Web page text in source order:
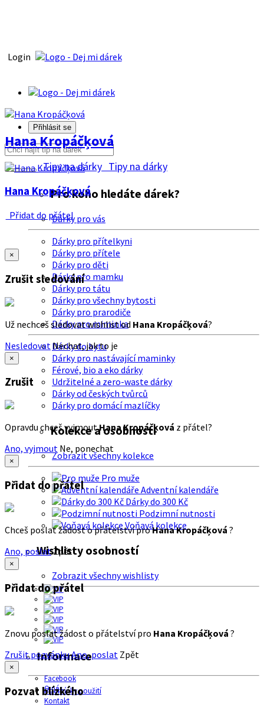
Login
Přihlásit se
Tipy na dárky Tipy na dárky
Pro koho hledáte dárek?
Dárky pro vás
Dárky pro přítelkyni
Dárky pro přítele
Dárky pro děti
Dárky pro mamku
Dárky pro tátu
Dárky pro všechny bytosti
Dárky pro prarodiče
Dárky pro miminka
Dárky do bytu
Dárky pro nastávající maminky
Férové, bio a eko dárky
Udržitelné a zero-waste dárky
Dárky od českých tvůrců
Dárky pro domácí mazlíčky
Kolekce a osobnosti
Zobrazit všechny kolekce
Pro muže
Adventní kalendáře
Dárky do 300 Kč
Podzimní nutnosti
Voňavá kolekce
Wishlisty osobností
Zobrazit všechny wishlisty
Informace
Facebook
O nás
Podmínky použití
Kontakt
Hana Kropáčķová
Hana Kropáčķová
Přidat do přátel
×
Zrušit sledování
Už nechceš sledovat wishlist od Hana Kropáčķová?
Nesledovat Nechat, jak to je
×
Zrušit
Opravdu chceš vyjmoutHana Kropáčķová z přátel?
Ano, vyjmout Ne, ponechat
×
Přidat do přátel
Chceš poslat žádost o přátelství proHana Kropáčķová ?
Ano, poslatZpět
×
Přidat do přátel
Znovu poslat žádost o přátelství pro Hana Kropáčķová ?
Zrušit pozvánkuAno, poslat Zpět
×
Pozvat blízkého